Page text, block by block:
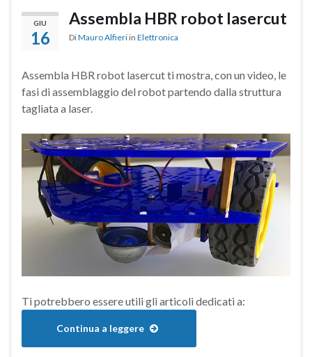
GIU
16
Assembla HBR robot lasercut
DiMauro Alfieri in Elettronica
Assembla HBR robot lasercut ti mostra, con un video, le
fasi di assemblaggio del robot partendo dalla struttura
tagliata a laser.
Ti potrebbero essere utili gli articoli dedicati a:
Continua a leggere